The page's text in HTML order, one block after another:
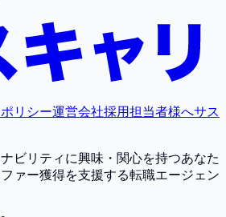
リシー運営会社採用担当者様へサス
ビリティに興味・関心を持つあなた
ァー獲得を支援する転職エージェン